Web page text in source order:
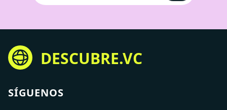
DESCUBRE.VC
SÍGUENOS